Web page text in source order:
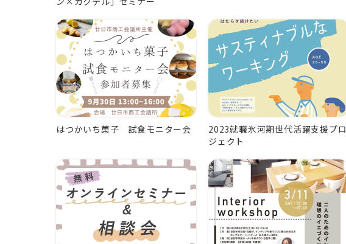
はつかいち菓子 試食モニター会
2023就職氷河期世代活躍支援プロ
ジェクト